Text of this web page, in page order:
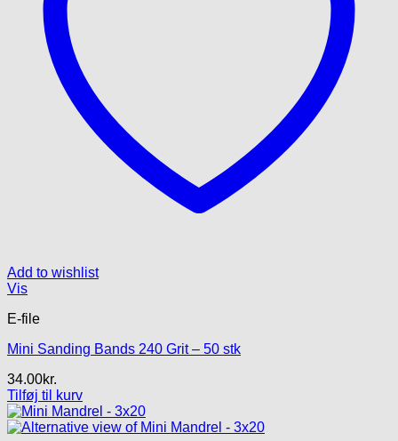
Add to wishlist
Vis
E-file
Mini Sanding Bands 240 Grit – 50 stk
34.00kr.
Tilføj til kurv